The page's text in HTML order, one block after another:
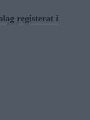
registerat i